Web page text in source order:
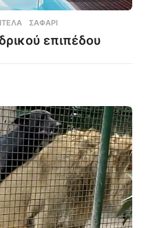
,ΣΑΦΆΡΙ
επιπέδου